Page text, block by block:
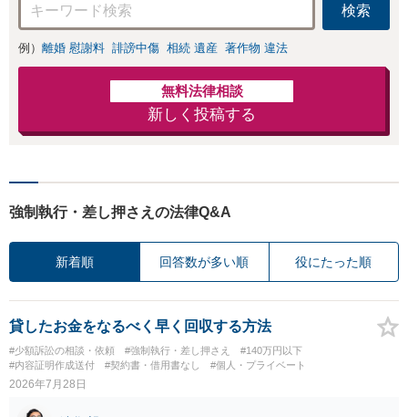
検索
例） 離婚 慰謝料 誹謗中傷 相続 遺産 著作物 違法
無料法律相談
新しく投稿する
強制執行・差し押さえの法律Q&A
新着順 回答数が多い順 役にたった順
貸したお金をなるべく早く回収する方法
#少額訴訟の相談・依頼 #強制執行・差し押さえ
#140万円以下
#内容証明作成送付
#契約書・借用書なし #個人・プライベート
2026年7月28日